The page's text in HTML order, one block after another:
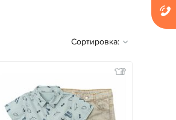
Сортировка: